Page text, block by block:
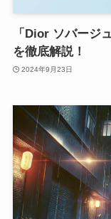
「Dior ソバージ
を徹底解説！
2024年9月23日